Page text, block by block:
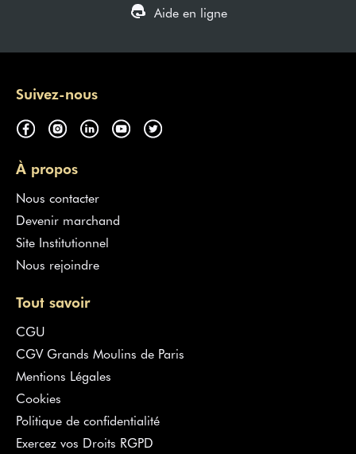
Aide en ligne
Suivez-nous
À propos
Nous contacter
Devenir marchand
Site Institutionnel
Nous rejoindre
Tout savoir
CGU
CGV Grands Moulins de Paris
Mentions Légales
Cookies
Politique de confidentialité
Exercez vos Droits RGPD